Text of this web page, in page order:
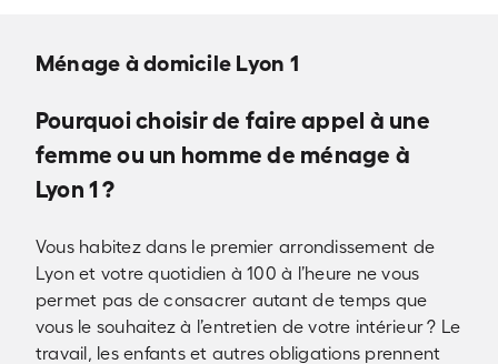
Ménage à domicile Lyon 1
Pourquoi choisir de faire appel à une
femme ou un homme de ménage à
Lyon 1 ?
Vous habitez dans le premier arrondissement de
Lyon et votre quotidien à 100 à l’heure ne vous
permet pas de consacrer autant de temps que
vous le souhaitez à l’entretien de votre intérieur ? Le
travail, les enfants et autres obligations prennent